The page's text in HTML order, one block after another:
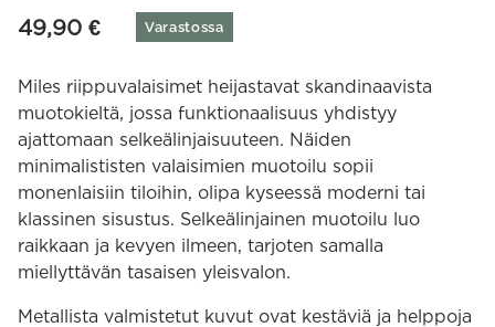
49,90 € Varastossa
Miles riippuvalaisimet heijastavat skandinaavista
muotokieltä, jossa funktionaalisuus yhdistyy
ajattomaan selkeälinjaisuuteen. Näiden
minimalististen valaisimien muotoilu sopii
monenlaisiin tiloihin, olipa kyseessä moderni tai
klassinen sisustus. Selkeälinjainen muotoilu luo
raikkaan ja kevyen ilmeen, tarjoten samalla
miellyttävän tasaisen yleisvalon.
Metallista valmistetut kuvut ovat kestäviä ja helppoja